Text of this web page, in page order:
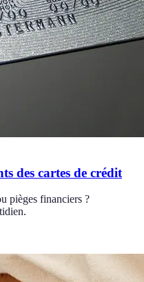
des cartes de crédit
pièges financiers ?